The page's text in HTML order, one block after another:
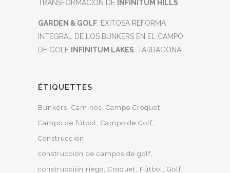
TRANSFORMACIÓN DE
INFINITUM HILLS
GARDEN & GOLF; EXITOSA REFORMA
INTEGRAL DE LOS BUNKERS EN EL CAMPO
DE GOLF
INFINITUM LAKES , TARRAGONA
ÉTIQUETTES
Bunkers Caminos Campo Croquet
Campo de fútbol Campo de Golf
Construcción
construcción de campos de golf
construcción riego Croquet Fútbol Golf